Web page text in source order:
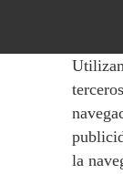
la